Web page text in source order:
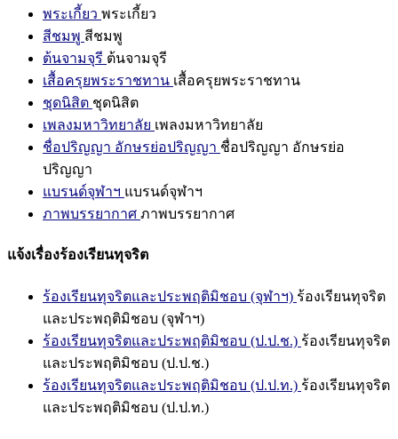
พระเกี้ยว พระเกี้ยว
สีชมพู สีชมพู
ต้นจามจุรี ต้นจามจุรี
เสื้อครุยพระราชทาน เสื้อครุยพระราชทาน
ชุดนิสิต ชุดนิสิต
เพลงมหาวิทยาลัย เพลงมหาวิทยาลัย
ชื่อปริญญา อักษรย่อปริญญา ชื่อปริญญา อักษรย่อ
ปริญญา
แบรนด์จุฬาฯ แบรนด์จุฬาฯ
ภาพบรรยากาศ ภาพบรรยากาศ
แจ้งเรื่องร้องเรียนทุจริต
ร้องเรียนทุจริตและประพฤติมิชอบ (จุฬาฯ) ร้องเรียนทุจริต
และประพฤติมิชอบ (จุฬาฯ)
ร้องเรียนทุจริตและประพฤติมิชอบ (ป.ป.ช.) ร้องเรียนทุจริต
และประพฤติมิชอบ (ป.ป.ช.)
ร้องเรียนทุจริตและประพฤติมิชอบ (ป.ป.ท.) ร้องเรียนทุจริต
และประพฤติมิชอบ (ป.ป.ท.)